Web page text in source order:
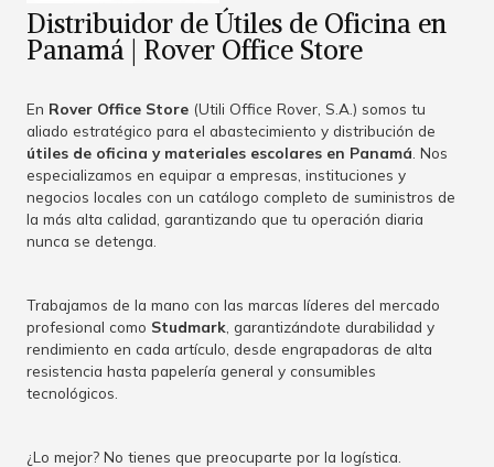
Distribuidor de Útiles de Oficina en
Panamá | Rover Office Store
En Rover Office Store (Utili Office Rover, S.A.) somos tu
aliado estratégico para el abastecimiento y distribución de
útiles de oficina y materiales escolares en Panamá . Nos
especializamos en equipar a empresas, instituciones y
negocios locales con un catálogo completo de suministros de
la más alta calidad, garantizando que tu operación diaria
nunca se detenga.
Trabajamos de la mano con las marcas líderes del mercado
profesional como Studmark , garantizándote durabilidad y
rendimiento en cada artículo, desde engrapadoras de alta
resistencia hasta papelería general y consumibles
tecnológicos.
¿Lo mejor? No tienes que preocuparte por la logística.